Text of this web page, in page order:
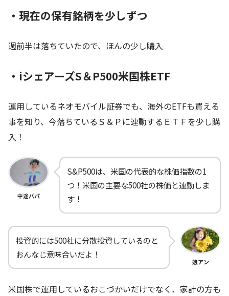
・現在の保有銘柄を少しずつ
週前半は落ちていたので、ほんの少し購入
・iシェアーズS＆P500米国株ETF
運用しているネオモバイル証券でも、海外のETFも買える
事を知り、今落ちているＳ＆Ｐに連動するＥＴＦを少し購
入！
中途パパ
S&P500は、米国の代表的な株価指数の1
つ！米国の主要な500社の株価と連動しま
す！
投資的には500社に分散投資しているのと
おんなじ意味合いだよ！
娘アン
米国株で運用しているおこづかいだけでなく、家計の方も